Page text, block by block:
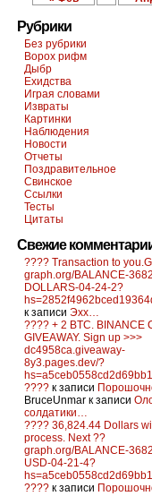
Рубрики
Без рубрики
Ворох рифм
Дыбр
Ехидства
Играя словами
Извраты
Картинки
Наблюдения
Новости
Отчеты
Поздравительное
Свинское
Ссылки
Тесты
Цитаты
Свежие
???? Transaction to
graph.org/BALANCE-
DOLLARS-04-24-2?
к записи Эхх…
???? + 2 BTC. BINANCE
GIVEAWAY. Sign up >>>
dc4958ca.giveaway-
8y3.pages.dev/?
???? к записи
BruceUnmar к записи
солдатики…
???? 36,824.44 Dollars
process. Next ??
graph.org/BALANCE-
USD-04-21-4?
???? к записи